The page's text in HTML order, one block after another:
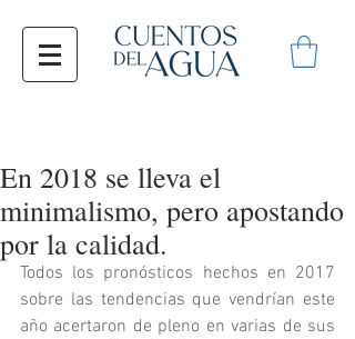
En 2018 se lleva el
minimalismo, pero apostando
por la calidad.
Todos los pronósticos hechos en 2017
sobre las tendencias que vendrían este
año acertaron de pleno en varias de sus